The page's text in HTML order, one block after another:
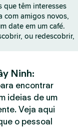
que têm interesses
com amigos novos,
date em um café.
ou redescobrir,
Ninh:
encontrar
ideias de um
Veja aqui
o pessoal